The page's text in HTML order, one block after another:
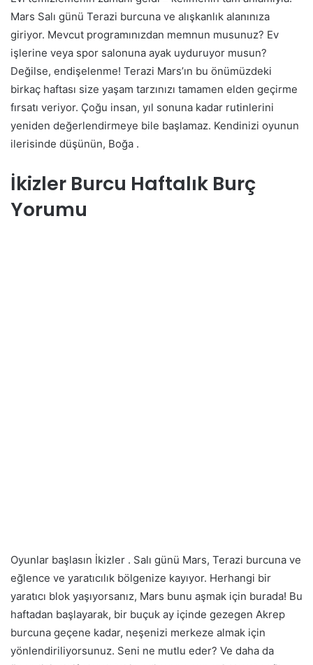
Mars Salı günü Terazi burcuna ve alışkanlık alanınıza
giriyor. Mevcut programınızdan memnun musunuz? Ev
işlerine veya spor salonuna ayak uyduruyor musun?
Değilse, endişelenme! Terazi Mars’ın bu önümüzdeki
birkaç haftası size yaşam tarzınızı tamamen elden geçirme
fırsatı veriyor. Çoğu insan, yıl sonuna kadar rutinlerini
yeniden değerlendirmeye bile başlamaz. Kendinizi oyunun
ilerisinde düşünün, Boğa .
İkizler Burcu Haftalık Burç
Yorumu
Oyunlar başlasın İkizler . Salı günü Mars, Terazi burcuna ve
eğlence ve yaratıcılık bölgenize kayıyor. Herhangi bir
yaratıcı blok yaşıyorsanız, Mars bunu aşmak için burada! Bu
haftadan başlayarak, bir buçuk ay içinde gezegen Akrep
burcuna geçene kadar, neşenizi merkeze almak için
yönlendiriliyorsunuz. Seni ne mutlu eder? Ve daha da